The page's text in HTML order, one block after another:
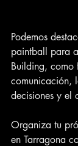
Podemos
paintball para
Building, como
comunicación,
decisiones y el
Organiza tu
en Tarragona